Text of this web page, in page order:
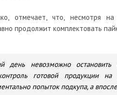
отмечает, что, несмотря
продолжит комплектовать
день невозможно
готовой продукции
попыток подкупа, а